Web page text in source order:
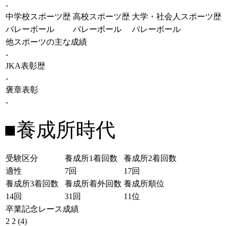
-
中学校スポーツ歴 高校スポーツ歴 大学・社会人スポーツ歴
バレーボール
バレーボール
バレーボール
他スポーツの主な成績
-
JKA表彰歴
-
褒章表彰
-
■養成所時代
受験区分 養成所1着回数
養成所2着回数
適性
7回
17回
養成所3着回数
養成所着外回数 養成所順位
14回
31回
11位
卒業記念レース成績
2 2 (4)